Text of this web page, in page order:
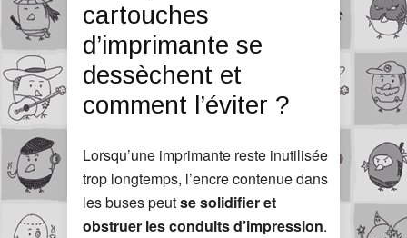
cartouches
d’imprimante se
dessèchent et
comment l’éviter ?
Lorsqu’une imprimante reste inutilisée
trop longtemps, l’encre contenue dans
les buses peutse solidifier et
obstruer les conduits d’impression.